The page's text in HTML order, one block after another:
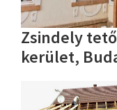
Zsindely
kerület,